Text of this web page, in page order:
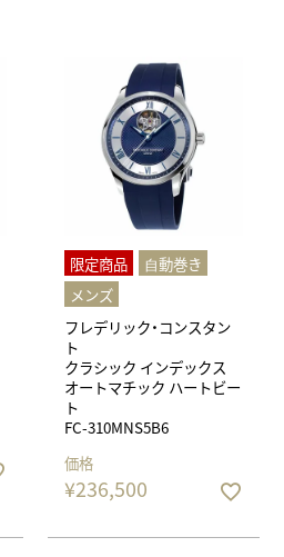
限定商品
⾃動巻き
メンズ
フレデリック・コンスタン
ト
クラシック インデックス
オートマチック ハートビー
ト
FC-310MNS5B6
価格
¥236,500